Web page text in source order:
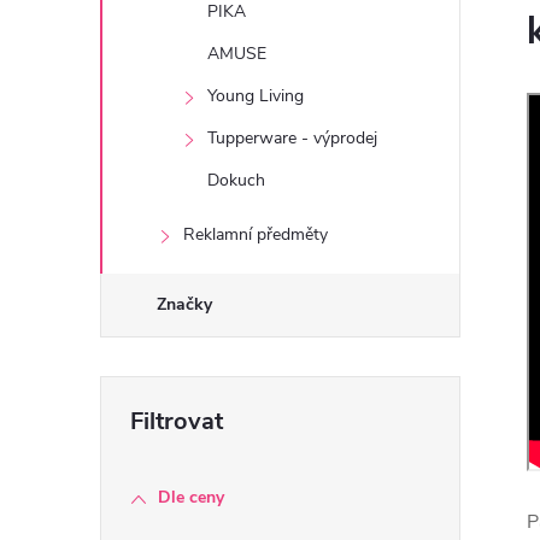
PIKA
AMUSE
Young Living
Tupperware - výprodej
Dokuch
Reklamní předměty
Značky
Dle ceny
l